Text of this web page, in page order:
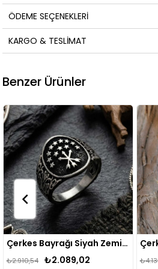
ÖDEME SEÇENEKLERI
KARGO & TESLIMAT
Benzer Ürünler
Çerkes Bayrağı Siyah Zeminli Gümüş Yüzük
₺3.243,92
₺4.139,62